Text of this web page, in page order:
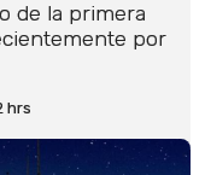
de la primera
por
hrs